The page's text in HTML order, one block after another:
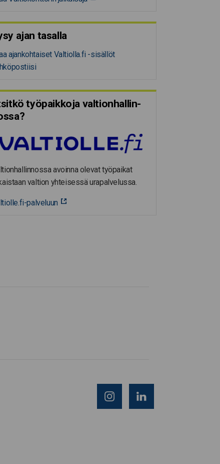
ajan tasalla
ajankohtaiset Valtiolla.fi -sisällöt
työpaikkoja valtion­hal­lin­
avoinna olevat työpaikat
valtion yhteisessä urapalvelussa.
palveluun